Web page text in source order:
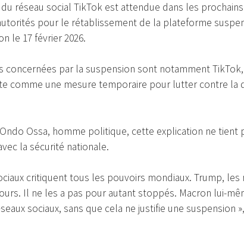
réseau social TikTok est attendue dans les
pour le rétablissement de la plateforme
le 17 février 2026.
concernées par la suspension sont notamment
comme une mesure temporaire pour lutter contre la
Ossa, homme politique, cette explication ne
la sécurité nationale.
critiquent tous les pouvoirs mondiaux. Trump, les
Il ne les a pas pour autant stoppés. Macron lui-
sociaux, sans que cela ne justifie une suspension